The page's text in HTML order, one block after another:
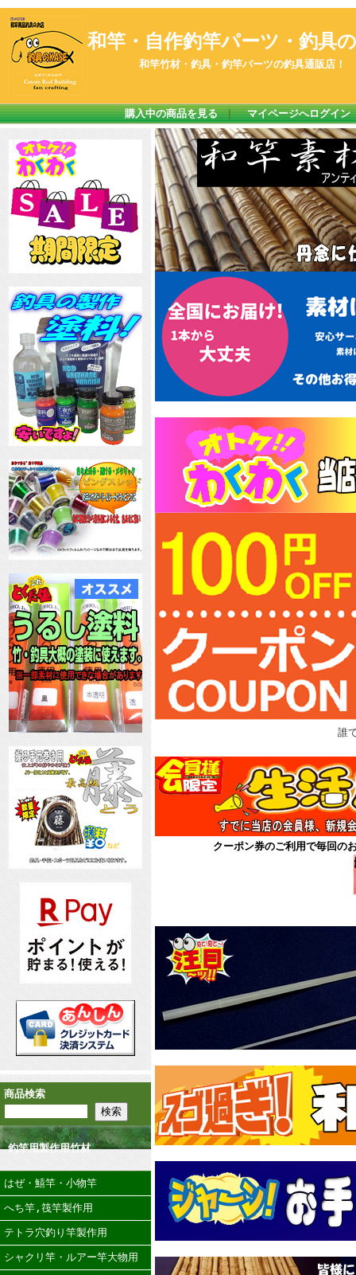
和竿・自作釣竿パーツ・釣具の
和竿竹材・釣具・釣竿パーツの釣具通販店！
購入中の商品を見る｜ マイページへログイン
商品検索
釣竿用製作用竹材
はぜ・鱚竿・小物竿
へち竿,筏竿製作用
テトラ穴釣り竿製作用
シャクリ竿・ルアー竿大物用
誰
クーポン券のご利用で毎回の